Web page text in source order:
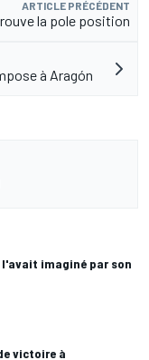
ARTICLE PRÉCÉDENT
la pole position
à Aragón
imaginé par son
victoire à